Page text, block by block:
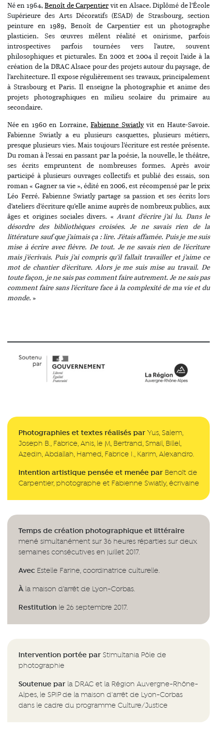
Photographies et textes réalisés parYus, Salem,
Joseph B., Fabrice, Anis, le M, Bertrand, Smail, Billel,
Azedin, Abdallah, Hamed, Fabrice I., Karim, Alexandro.
Intention artistique pensée et menée parBenoît de
Carpentier, photographe et Fabienne Swiatly, écrivaine
Temps de création photographique et littéraire
mené simultanément sur 36 heures réparties sur deux
semaines consécutives en juillet 2017.
Avec Estelle Farine, coordinatrice culturelle.
À la maison d’arrêt de Lyon-Corbas.
Restitution le 26 septembre 2017.
Intervention portée parStimultania Pôle de
photographie
Soutenue parla DRAC et la Région Auvergne-Rhône-
Alpes, le SPIP de la maison d'arrêt de Lyon-Corbas
dans le cadre du programme Culture/Justice
Né en 1964,Benoît de Carpentier vit en Alsace. Diplômé de l’École
Supérieure des Arts Décoratifs (ESAD) de Strasbourg, section
peinture en 1989, Benoît de Carpentier est un photographe
plasticien. Ses œuvres mêlent réalité et onirisme, parfois
introspectives parfois tournées vers l’autre, souvent
philosophiques et picturales. En 2002 et 2004 il reçoit l’aide à la
création de la DRAC Alsace pour des projets autour du paysage, de
l’architecture. Il expose régulièrement ses travaux, principalement
à Strasbourg et Paris. Il enseigne la photographie et anime des
projets photographiques en milieu scolaire du primaire au
secondaire.
Née en 1960 en Lorraine,Fabienne Swiatlyvit en Haute-Savoie.
Fabienne Swiatly a eu plusieurs casquettes, plusieurs métiers,
presque plusieurs vies. Mais toujours l’écriture est restée présente.
Du roman à l’essai en passant par la poésie, la nouvelle, le théâtre,
ses écrits empruntent de nombreuses formes. Après avoir
participé à plusieurs ouvrages collectifs et publié des essais, son
roman « Gagner sa vie », édité en 2006, est récompensé par le prix
Léo Ferré. Fabienne Swiatly partage sa passion et ses écrits lors
d’ateliers d’écriture qu’elle anime auprès de nombreux publics, aux
âges et origines sociales divers. «Avant d’écrire j’ai lu. Dans le
désordre des bibliothèques croisées. Je ne savais rien de la
littérature sauf que j’aimais ça : lire. J’étais affamée. Puis je me suis
mise à écrire avec fièvre. De tout. Je ne savais rien de l’écriture
mais j’écrivais. Puis j’ai compris qu’il fallait travailler et j’aime ce
mot de chantier d’écriture. Alors je me suis mise au travail. De
toute façon, je ne sais pas comment faire autrement. Je ne sais pas
comment faire sans l’écriture face à la complexité de ma vie et du
monde. »